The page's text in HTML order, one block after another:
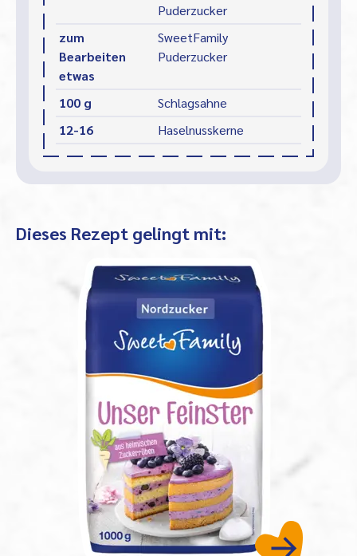
Puderzucker
zum
Bearbeiten
etwas
SweetFamily
Puderzucker
100 g
Schlagsahne
12-16
Haselnusskerne
Dieses Rezept gelingt mit: